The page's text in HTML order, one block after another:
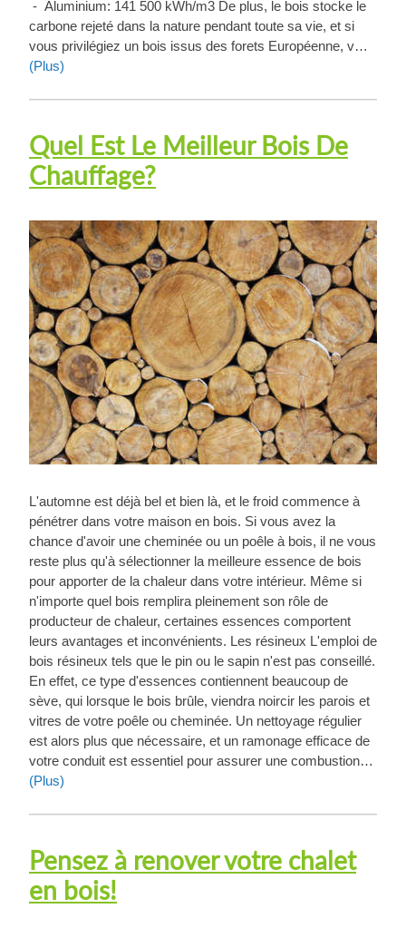
- Aluminium: 141 500 kWh/m3 De plus, le bois stocke le
carbone rejeté dans la nature pendant toute sa vie, et si
vous privilégiez un bois issus des forets Européenne, v…
(Plus)
Quel Est Le Meilleur Bois De
Chauffage?
L'automne est déjà bel et bien là, et le froid commence à
pénétrer dans votre maison en bois. Si vous avez la
chance d'avoir une cheminée ou un poêle à bois, il ne vous
reste plus qu'à sélectionner la meilleure essence de bois
pour apporter de la chaleur dans votre intérieur. Même si
n'importe quel bois remplira pleinement son rôle de
producteur de chaleur, certaines essences comportent
leurs avantages et inconvénients. Les résineux L'emploi de
bois résineux tels que le pin ou le sapin n'est pas conseillé.
En effet, ce type d'essences contiennent beaucoup de
sève, qui lorsque le bois brûle, viendra noircir les parois et
vitres de votre poêle ou cheminée. Un nettoyage régulier
est alors plus que nécessaire, et un ramonage efficace de
votre conduit est essentiel pour assurer une combustion…
(Plus)
Pensez à renover votre chalet
en bois!